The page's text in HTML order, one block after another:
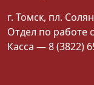
г. Томск, пл.
Отдел по работе
Касса — 8 (3822)